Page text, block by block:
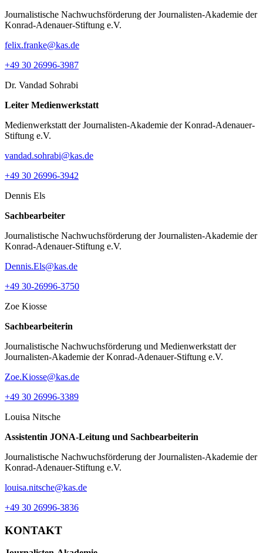
Journalistische Nachwuchsförderung der Journalisten-Akademie der
Konrad-Adenauer-Stiftung e.V.
felix.franke@kas.de
+49 30 26996-3987
Dr. Vandad Sohrabi
Leiter Medienwerkstatt
Medienwerkstatt der Journalisten-Akademie der Konrad-Adenauer-
Stiftung e.V.
vandad.sohrabi@kas.de
+49 30 26996-3942
Dennis Els
Sachbearbeiter
Journalistische Nachwuchsförderung der Journalisten-Akademie der
Konrad-Adenauer-Stiftung e.V.
Dennis.Els@kas.de
+49 30-26996-3750
Zoe Kiosse
Sachbearbeiterin
Journalistische Nachwuchsförderung und Medienwerkstatt der
Journalisten-Akademie der Konrad-Adenauer-Stiftung e.V.
Zoe.Kiosse@kas.de
+49 30 26996-3389
Louisa Nitsche
Assistentin JONA-Leitung und Sachbearbeiterin
Journalistische Nachwuchsförderung der Journalisten-Akademie der
Konrad-Adenauer-Stiftung e.V.
louisa.nitsche@kas.de
+49 30 26996-3836
KONTAKT